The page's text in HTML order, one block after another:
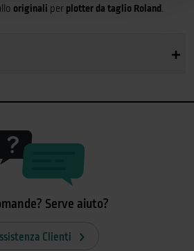
originali per plotter da taglio Roland
Serve aiuto?
Clienti